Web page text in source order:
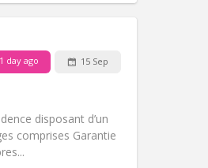
1 day ago 15 Sep
disposant d’un
comprises Garantie
studious